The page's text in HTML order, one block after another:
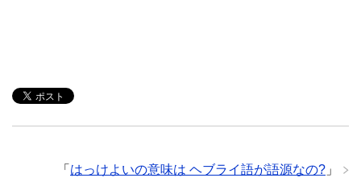
「 はっけよいの意味は ヘブライ語が語源なの? 」